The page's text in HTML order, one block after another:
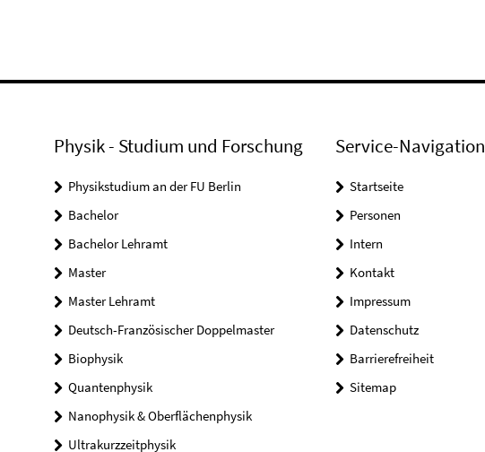
Physik - Studium und Forschung
Physikstudium an der FU Berlin
Bachelor
Bachelor Lehramt
Master
Master Lehramt
Deutsch-Französischer Doppelmaster
Biophysik
Quantenphysik
Nanophysik & Oberflächenphysik
Ultrakurzzeitphysik
Service-Navigation
Startseite
Personen
Intern
Kontakt
Impressum
Datenschutz
Barrierefreiheit
Sitemap